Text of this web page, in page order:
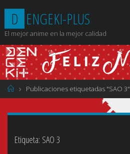
contenido
D ENGEKI-PLUS
El mejor anime en la mejor calidad
Página
de
Publicaciones etiquetadas "SAO 3"
Etiqueta: SAO 3